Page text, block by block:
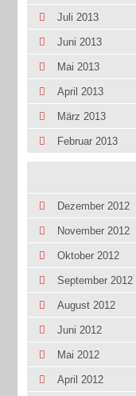
Juli 2013
Juni 2013
Mai 2013
April 2013
März 2013
Februar 2013
Dezember 2012
November 2012
Oktober 2012
September 2012
August 2012
Juni 2012
Mai 2012
April 2012